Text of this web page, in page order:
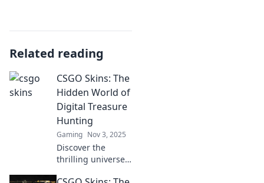
Related reading
CSGO Skins: The
Hidden World of
Digital Treasure
Hunting
Gaming Nov 3, 2025
Discover the
thrilling universe